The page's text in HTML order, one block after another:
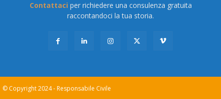
Contattaci per richiedere una consulenza gratuita
raccontandoci la tua storia.
© Copyright 2024 - Responsabile Civile